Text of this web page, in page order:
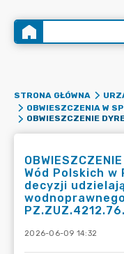
STRONA GŁÓWNA
OBWIESZCZENIA W
Wód Polskich w
decyzji
wodnoprawnego
2026-06-09 14:32